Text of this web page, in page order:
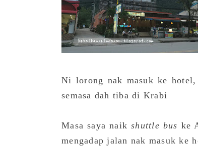
Ni lorong nak masuk ke
semasa dah tiba di Krabi
Masa saya naikshuttle bus ke
mengadap jalan nak masuk ke